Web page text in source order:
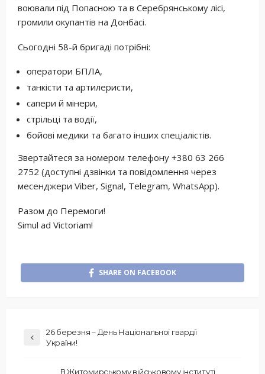
воювали під Попасною та в Серебрянському лісі,
громили окупантів на Донбасі.
Сьогодні 58-й бригаді потрібні:
оператори БПЛА,
танкісти та артилеристи,
сапери й мінери,
стрільці та водії,
бойові медики та багато інших спеціалістів.
Звертайтеся за номером телефону +380 63 266
2752 (доступні дзвінки та повідомлення через
месенджери Viber, Signal, Telegram, WhatsApp).
Разом до Перемоги!
Simul ad Victoriam!
SHARE ON FACEBOOK
26 березня – День Національної гвардії
України!
В Житомирському військовому інституті